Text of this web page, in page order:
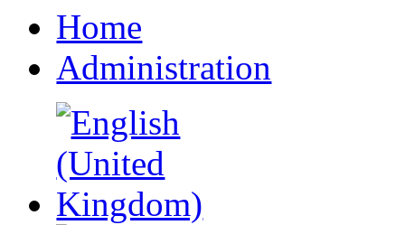
Home
Administration